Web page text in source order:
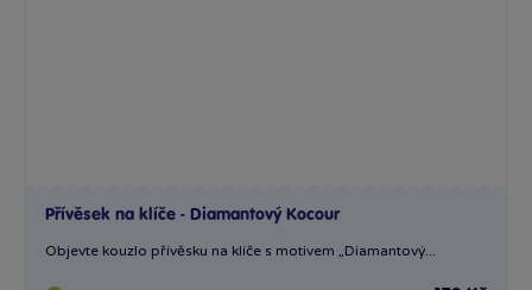
Přívěsek na klíče - Diamantový Kocour
Objevte kouzlo přívěsku na klíče s motivem „Diamantový...